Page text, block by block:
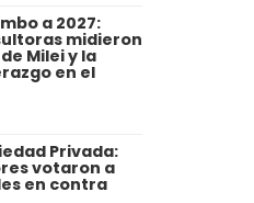
a 2027:
midieron
Milei y la
en el
Privada:
votaron a
en contra